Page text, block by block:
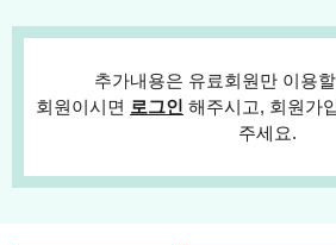
추가내용은 유료회원만 이용
회원이시면 로그인 해주시고, 회원가
주세요.